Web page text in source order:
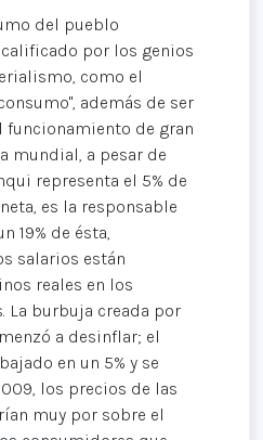
del pueblo
por los genios
como el
además de ser
funcionamiento de gran
mundial, a pesar de
representa el 5% de
es la responsable
19% de ésta,
salarios están
reales en los
La burbuja creada por
a desinflar; el
en un 5% y se
los precios de las
muy por sobre el